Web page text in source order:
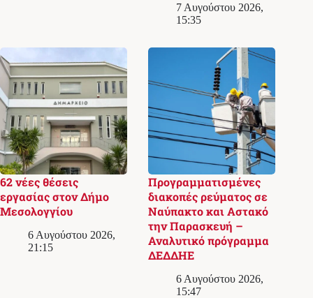
7 Αυγούστου 2026,
15:35
62 νέες θέσεις
εργασίας στον Δήμο
Μεσολογγίου
6 Αυγούστου 2026,
21:15
Προγραμματισμένες
διακοπές ρεύματος σε
Ναύπακτο και Αστακό
την Παρασκευή –
Αναλυτικό πρόγραμμα
ΔΕΔΔΗΕ
6 Αυγούστου 2026,
15:47